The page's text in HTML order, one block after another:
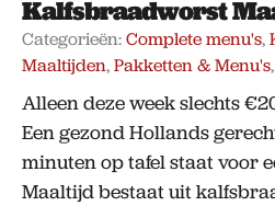
Categorieën:Complete menu's,
Maaltijden,Pakketten & Menu's
Kalfsbraadworst
Alleen deze week slechts
Een gezond Hollands
minuten op tafel staat voor
Maaltijd bestaat uit